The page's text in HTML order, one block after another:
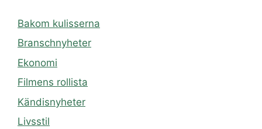
Bakom kulisserna
Branschnyheter
Ekonomi
Filmens rollista
Kändisnyheter
Livsstil